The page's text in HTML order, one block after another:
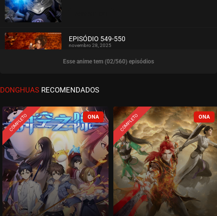
ASSISTIDO
EPISÓDIO 549-550
novembro 28, 2025
ASSISTIDO
EPISÓDIO 547-548
ASSISTIDO
EPISÓDIO 545-546
novembro 28, 2025
ASSISTIDO
EPISÓDIO 543-544
novembro 16, 2025
Esse anime tem (02/560) episódios
DONGHUAS RECOMENDADOS
COMPLETO COMPLETO